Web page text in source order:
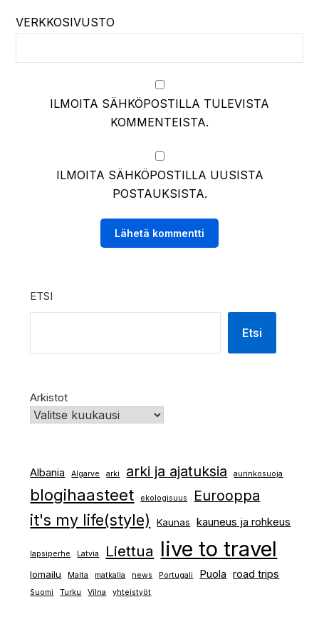
VERKKOSIVUSTO
ILMOITA SÄHKÖPOSTILLA TULEVISTA
KOMMENTEISTA.
ILMOITA SÄHKÖPOSTILLA UUSISTA
POSTAUKSISTA.
ETSI
Etsi
Arkistot
Albania Algarve arki arki ja ajatuksia aurinkosuoja
blogihaasteet ekologisuus Eurooppa
it's my life(style) Kaunas kauneus ja rohkeus
lapsiperhe Latvia Liettua live to travel
lomailu Malta matkalla news Portugali Puola road trips
Suomi Turku Vilna yhteistyöt